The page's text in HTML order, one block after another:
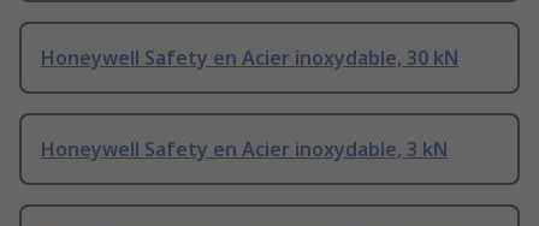
Honeywell Safety en Acier inoxydable, 30 kN
Honeywell Safety en Acier inoxydable, 3 kN